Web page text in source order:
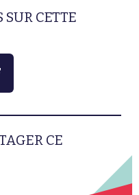
CETTE
CE